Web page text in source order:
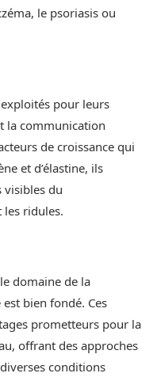
le psoriasis ou
pour leurs
la communication
de croissance qui
et d’élastine, ils
visibles du
les ridules.
domaine de la
bien fondé. Ces
prometteurs pour la
offrant des approches
conditions